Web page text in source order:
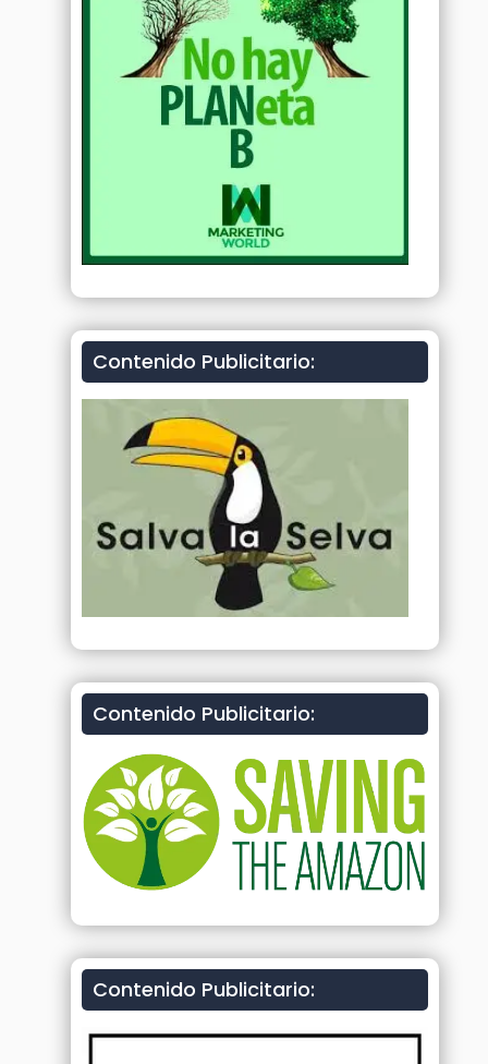
Contenido Publicitario:
Contenido Publicitario:
Contenido Publicitario: